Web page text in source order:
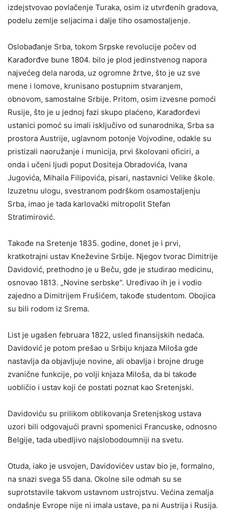
izdejstvovao povlačenje Turaka, osim iz utvrđenih gradova,
podelu zemlje seljacima i dalje tiho osamostaljenje.
Oslobađanje Srba, tokom Srpske revolucije počev od
Karađorđve bune 1804. bilo je plod jedinstvenog napora
najvećeg dela naroda, uz ogromne žrtve, što je uz sve
mene i lomove, krunisano postupnim stvaranjem,
obnovom, samostalne Srbije. Pritom, osim izvesne pomoći
Rusije, što je u jednoj fazi skupo plaćeno, Karađorđevi
ustanici pomoć su imali isključivo od sunarodnika, Srba sa
prostora Austrije, uglavnom potonje Vojvodine, odakle su
pristizali naoružanje i municija, prvi školovani oficiri, a
onda i učeni ljudi poput Dositeja Obradovića, Ivana
Jugovića, Mihaila Filipovića, pisari, nastavnici Velike škole.
Izuzetnu ulogu, svestranom podrškom osamostaljenju
Srba, imao je tada karlovački mitropolit Stefan
Stratimirović.
Takođe na Sretenje 1835. godine, donet je i prvi,
kratkotrajni ustav Kneževine Srbije. Njegov tvorac Dimitrije
Davidović, prethodno je u Beču, gde je studirao medicinu,
osnovao 1813. „Novine serbske“. Uređivao ih je i vodio
zajedno a Dimitrijem Frušićem, takođe studentom. Obojica
su bili rodom iz Srema.
List je ugašen februara 1822, usled finansijskih nedaća.
Davidović je potom prešao u Srbiju knjaza Miloša gde
nastavlja da objavljuje novine, ali obavlja i brojne druge
zvanične funkcije, po volji knjaza Miloša, da bi takođe
uobličio i ustav koji će postati poznat kao Sretenjski.
Davidoviću su prilikom oblikovanja Sretenjskog ustava
uzori bili odgovajući pravni spomenici Francuske, odnosno
Belgije, tada ubedljivo najslobodoumniji na svetu.
Otuda, iako je usvojen, Davidovićev ustav bio je, formalno,
na snazi svega 55 dana. Okolne sile odmah su se
suprotstavile takvom ustavnom ustrojstvu. Većina zemalja
ondašnje Evrope nije ni imala ustave, pa ni Austrija i Rusija.